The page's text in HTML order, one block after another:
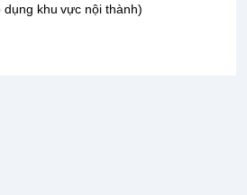
khu vực nội thành)